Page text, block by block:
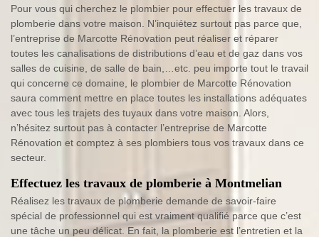
Pour vous qui cherchez le plombier pour effectuer les travaux de
plomberie dans votre maison. N’inquiétez surtout pas parce que,
l’entreprise de Marcotte Rénovation peut réaliser et réparer
toutes les canalisations de distributions d’eau et de gaz dans vos
salles de cuisine, de salle de bain,…etc. peu importe tout le travail
qui concerne ce domaine, le plombier de Marcotte Rénovation
saura comment mettre en place toutes les installations adéquates
avec tous les trajets des tuyaux dans votre maison. Alors,
n’hésitez surtout pas à contacter l’entreprise de Marcotte
Rénovation et comptez à ses plombiers tous vos travaux dans ce
secteur.
Effectuez les travaux de plomberie à Montmelian
Réalisez les travaux de plomberie demande de savoir-faire
spécial de professionnel qui est vraiment qualifié parce que c’est
une tâche un peu délicat. En fait, la plomberie est l’entretien et la